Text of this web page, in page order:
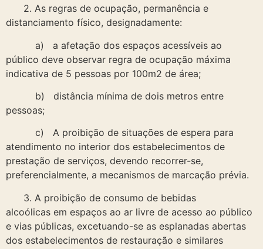
2. As regras de ocupação, permanência e
distanciamento físico, designadamente:
a) a afetação dos espaços acessíveis ao
público deve observar regra de ocupação máxima
indicativa de 5 pessoas por 100m2 de área;
b) distância mínima de dois metros entre
pessoas;
c) A proibição de situações de espera para
atendimento no interior dos estabelecimentos de
prestação de serviços, devendo recorrer-se,
preferencialmente, a mecanismos de marcação prévia.
3. A proibição de consumo de bebidas
alcoólicas em espaços ao ar livre de acesso ao público
e vias públicas, excetuando-se as esplanadas abertas
dos estabelecimentos de restauração e similares